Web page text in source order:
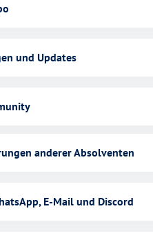
und Updates
anderer Absolventen
E-Mail und Discord